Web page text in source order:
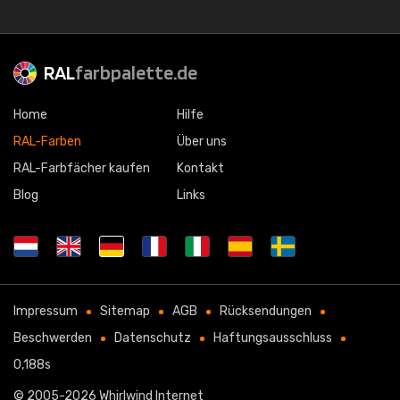
RALfarbpalette.de
Home
RAL-Farben
RAL-Farbfächer kaufen
Blog
Hilfe
Über uns
Kontakt
Links
Impressum Sitemap AGB
Rücksendungen
Beschwerden
Datenschutz
Haftungsausschluss
0,188s
© 2005-2026 Whirlwind Internet